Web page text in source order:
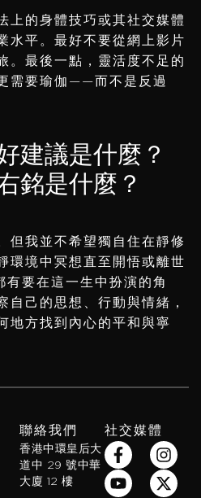
上的身體技巧或其社交媒體
水平。最好不要從網上影片
。最後一點，靈活度不足的
需要瑜伽——而不是反過
建議是什麼？
銘是什麼？
但我並不希望獨自住在靜修
環境中冥想直至開悟或離世
要在這一生中扮演的角
自己的思想、行動與情緒，
地方找到內心的平和與寧
聯絡我們
香港中環皇后大
道中 29 號中華
大廈 12 樓
社交媒體
F
a
c
I
n
s
Y
o
u
X
-
t
W
h
a
S
p
o